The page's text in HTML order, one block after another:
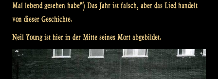
Mal lebend gesehen habe“) Das Jahr ist falsch, aber das Lied handelt
von dieser Geschichte.
Neil Young ist hier in der Mitte seines Mort abgebildet.